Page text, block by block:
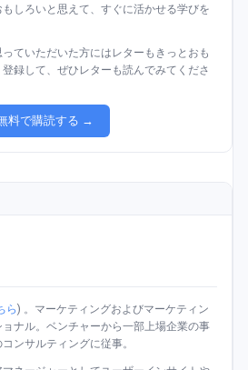
しろいと思えて、すぐに活かせる学びを
ていただいた方にはレターもきっとおも
録して、ぜひレターも読んでみてくださ
料で購読する →
ら) 。マーケティングおよびマーケティン
ナル。ベンチャーから一部上場企業の事
ンサルティングに従事。